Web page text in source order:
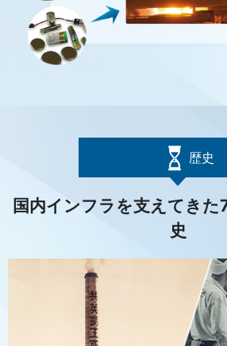
歴史
国内インフラを支えてき
史